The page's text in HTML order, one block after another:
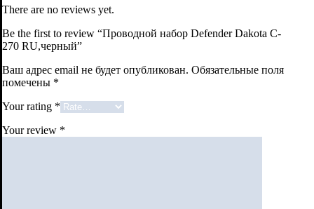
There are no reviews yet.
Be the first to review “Проводной набор Defender Dakota C-
270 RU,черный”
Ваш адрес email не будет опубликован. Обязательные поля
помечены *
Your rating *
Your review *